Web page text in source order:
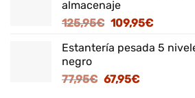
era:
82,95€.71,95€.
almacenaje
125,95€ El
original
125,95€.
109,95€El
actual
Estantería pesada 5
negro
77,95€ El
67,95€El